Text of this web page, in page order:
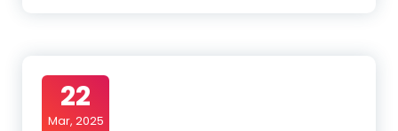
22
Mar, 2025